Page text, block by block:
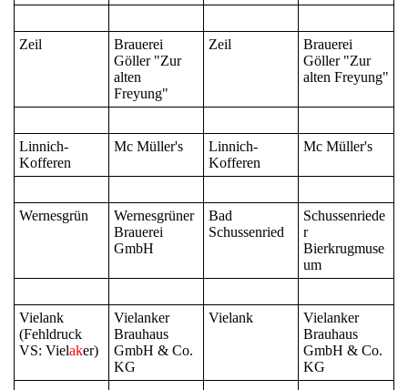
Zeil
Brauerei
Göller "Zur
alten
Freyung"
Zeil
Brauerei
Göller "Zur
alten Freyung"
Linnich-
Kofferen
Mc Müller's
Linnich-
Kofferen
Mc Müller's
Wernesgrün
Wernesgrüner
Brauerei
GmbH
Bad
Schussenried
Schussenriede
r
Bierkrugmuse
um
Vielank
(Fehldruck
VS: Vielaker)
Vielanker
Brauhaus
GmbH & Co.
KG
Vielank
Vielanker
Brauhaus
GmbH & Co.
KG